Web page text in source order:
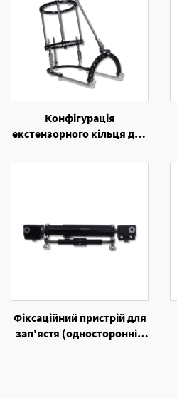
Конфігурація
екстензорного кільця для
фузії голеностопа
Фіксаційний пристрій для
зап'ястя (односторонній